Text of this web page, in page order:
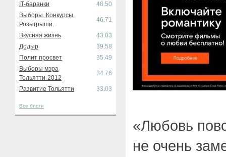
IT-баранки
48.50
Выборы. Конкурсы.
Розыгрыши.
46.71
Вкусная жизнь
43.03
Додыр
39.58
Полит просвет
35.49
Выборы мэра
Тольятти-2012
34.76
Развитие Тольятти 33.03
Все блоги
«Любовь
не очень